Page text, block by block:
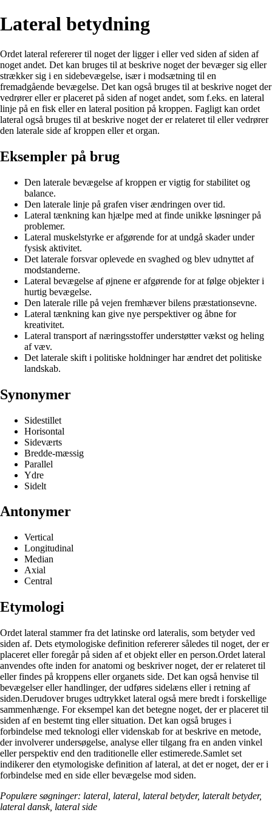
Lateral betydning
Ordet lateral refererer til noget der ligger i eller ved siden af siden af
noget andet. Det kan bruges til at beskrive noget der bevæger sig eller
strækker sig i en sidebevægelse, især i modsætning til en
fremadgående bevægelse. Det kan også bruges til at beskrive noget der
vedrører eller er placeret på siden af noget andet, som f.eks. en lateral
linje på en fisk eller en lateral position på kroppen. Fagligt kan ordet
lateral også bruges til at beskrive noget der er relateret til eller vedrører
den laterale side af kroppen eller et organ.
Eksempler på brug
Den laterale bevægelse af kroppen er vigtig for stabilitet og
balance.
Den laterale linje på grafen viser ændringen over tid.
Lateral tænkning kan hjælpe med at finde unikke løsninger på
problemer.
Lateral muskelstyrke er afgørende for at undgå skader under
fysisk aktivitet.
Det laterale forsvar oplevede en svaghed og blev udnyttet af
modstanderne.
Lateral bevægelse af øjnene er afgørende for at følge objekter i
hurtig bevægelse.
Den laterale rille på vejen fremhæver bilens præstationsevne.
Lateral tænkning kan give nye perspektiver og åbne for
kreativitet.
Lateral transport af næringsstoffer understøtter vækst og heling
af væv.
Det laterale skift i politiske holdninger har ændret det politiske
landskab.
Synonymer
Sidestillet
Horisontal
Sideværts
Bredde-mæssig
Parallel
Ydre
Sidelt
Antonymer
Vertical
Longitudinal
Median
Axial
Central
Etymologi
Ordet lateral stammer fra det latinske ord lateralis, som betyder ved
siden af. Dets etymologiske definition refererer således til noget, der er
placeret eller foregår på siden af et objekt eller en person.Ordet lateral
anvendes ofte inden for anatomi og beskriver noget, der er relateret til
eller findes på kroppens eller organets side. Det kan også henvise til
bevægelser eller handlinger, der udføres sidelæns eller i retning af
siden.Derudover bruges udtrykket lateral også mere bredt i forskellige
sammenhænge. For eksempel kan det betegne noget, der er placeret til
siden af en bestemt ting eller situation. Det kan også bruges i
forbindelse med teknologi eller videnskab for at beskrive en metode,
der involverer undersøgelse, analyse eller tilgang fra en anden vinkel
eller perspektiv end den traditionelle eller estimerede.Samlet set
indikerer den etymologiske definition af lateral, at det er noget, der er i
forbindelse med en side eller bevægelse mod siden.
Populære søgninger: lateral, lateral, lateral betyder, lateralt betyder,
lateral dansk, lateral side